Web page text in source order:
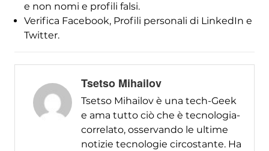
e non nomi e profili falsi.
Verifica Facebook, Profili personali di LinkedIn e
Twitter.
Tsetso Mihailov
Tsetso Mihailov è una tech-Geek
e ama tutto ciò che è tecnologia-
correlato, osservando le ultime
notizie tecnologie circostante. Ha